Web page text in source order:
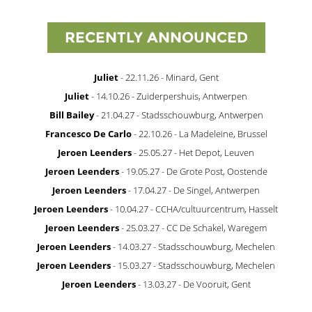
RECENTLY ANNOUNCED
Juliet- 22.11.26 - Minard, Gent
Juliet- 14.10.26 - Zuiderpershuis, Antwerpen
Bill Bailey- 21.04.27 - Stadsschouwburg, Antwerpen
Francesco De Carlo- 22.10.26 - La Madeleine, Brussel
Jeroen Leenders- 25.05.27 - Het Depot, Leuven
Jeroen Leenders- 19.05.27 - De Grote Post, Oostende
Jeroen Leenders- 17.04.27 - De Singel, Antwerpen
Jeroen Leenders- 10.04.27 - CCHA/cultuurcentrum, Hasselt
Jeroen Leenders- 25.03.27 - CC De Schakel, Waregem
Jeroen Leenders- 14.03.27 - Stadsschouwburg, Mechelen
Jeroen Leenders- 15.03.27 - Stadsschouwburg, Mechelen
Jeroen Leenders- 13.03.27 - De Vooruit, Gent